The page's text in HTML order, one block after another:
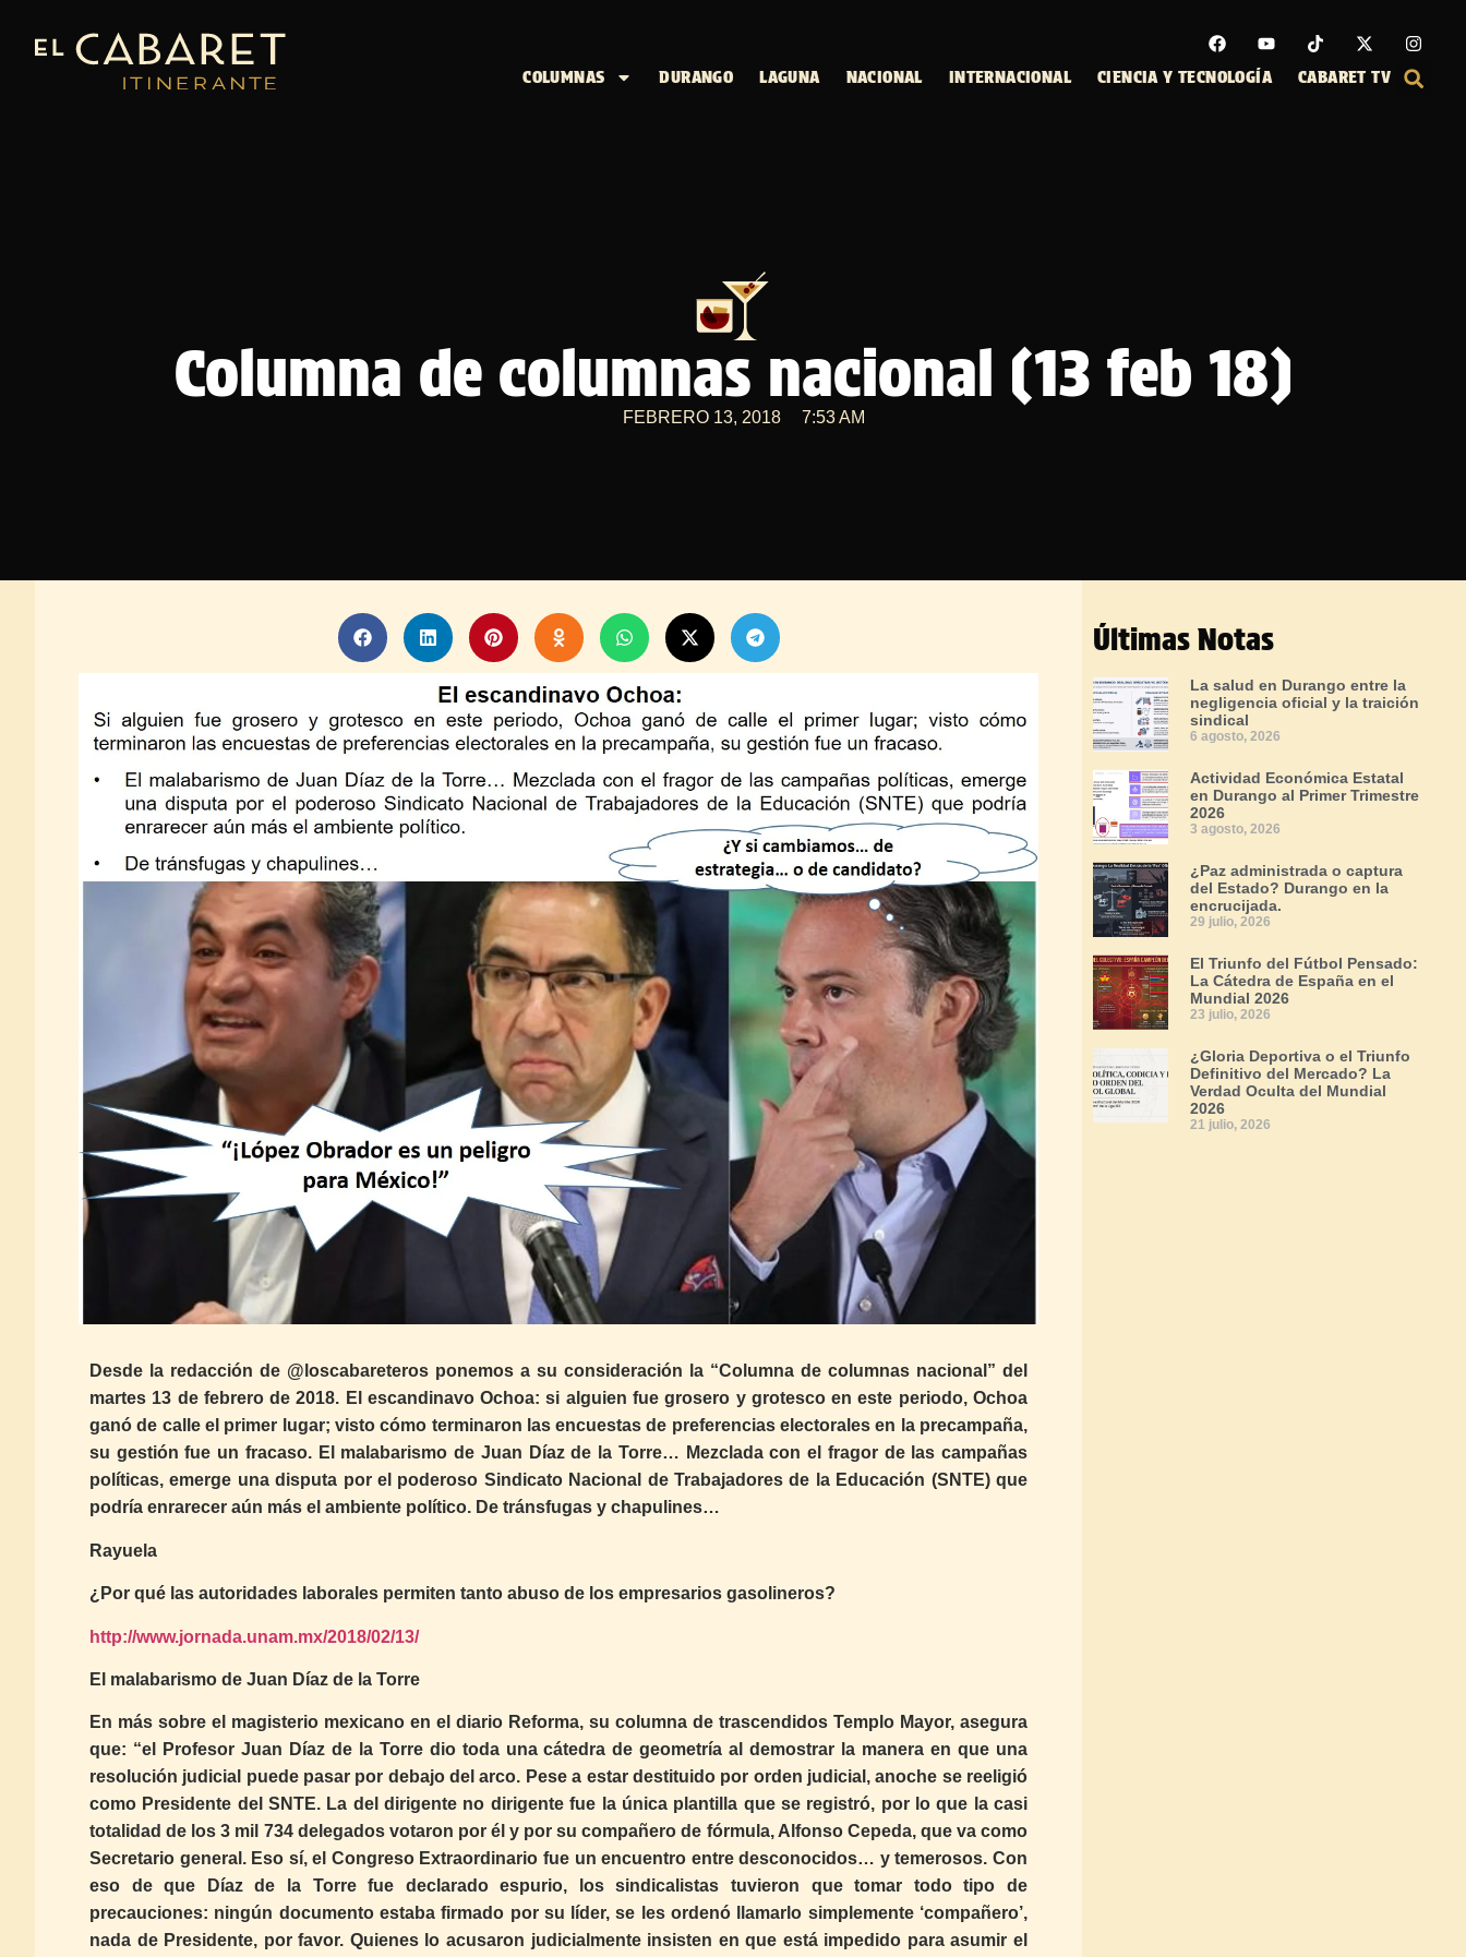
COLUMNAS DURANGO LAGUNA NACIONAL INTERNACIONAL CIENCIA Y TECNOLOGÍA CABARET TV
Columna de columnas nacional (13 feb 18)
FEBRERO 13, 2018 7:53 AM
Desde la redacción de @loscabareteros ponemos a su consideración la “Columna de columnas nacional” del
martes 13 de febrero de 2018. El escandinavo Ochoa: si alguien fue grosero y grotesco en este periodo, Ochoa
ganó de calle el primer lugar; visto cómo terminaron las encuestas de preferencias electorales en la precampaña,
su gestión fue un fracaso. El malabarismo de Juan Díaz de la Torre… Mezclada con el fragor de las campañas
políticas, emerge una disputa por el poderoso Sindicato Nacional de Trabajadores de la Educación (SNTE) que
podría enrarecer aún más el ambiente político. De tránsfugas y chapulines…
Rayuela
¿Por qué las autoridades laborales permiten tanto abuso de los empresarios gasolineros?
http://www.jornada.unam.mx/2018/02/13/
El malabarismo de Juan Díaz de la Torre
En más sobre el magisterio mexicano en el diario Reforma, su columna de trascendidos Templo Mayor, asegura
que: “el Profesor Juan Díaz de la Torre dio toda una cátedra de geometría al demostrar la manera en que una
resolución judicial puede pasar por debajo del arco. Pese a estar destituido por orden judicial, anoche se reeligió
como Presidente del SNTE. La del dirigente no dirigente fue la única plantilla que se registró, por lo que la casi
totalidad de los 3 mil 734 delegados votaron por él y por su compañero de fórmula, Alfonso Cepeda, que va como
Secretario general. Eso sí, el Congreso Extraordinario fue un encuentro entre desconocidos… y temerosos. Con
eso de que Díaz de la Torre fue declarado espurio, los sindicalistas tuvieron que tomar todo tipo de
precauciones: ningún documento estaba firmado por su líder, se les ordenó llamarlo simplemente ‘compañero’,
nada de Presidente, por favor. Quienes lo acusaron judicialmente insisten en que está impedido para asumir el
Últimas Notas
La salud en Durango entre la
negligencia oficial y la traición
sindical
6 agosto, 2026
Actividad Económica Estatal
en Durango al Primer Trimestre
2026
3 agosto, 2026
¿Paz administrada o captura
del Estado? Durango en la
encrucijada.
29 julio, 2026
El Triunfo del Fútbol Pensado:
La Cátedra de España en el
Mundial 2026
23 julio, 2026
¿Gloria Deportiva o el Triunfo
Definitivo del Mercado? La
Verdad Oculta del Mundial
2026
21 julio, 2026